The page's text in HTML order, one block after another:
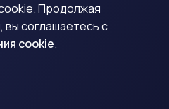
Продолжая
вы соглашаетесь с
cookie.